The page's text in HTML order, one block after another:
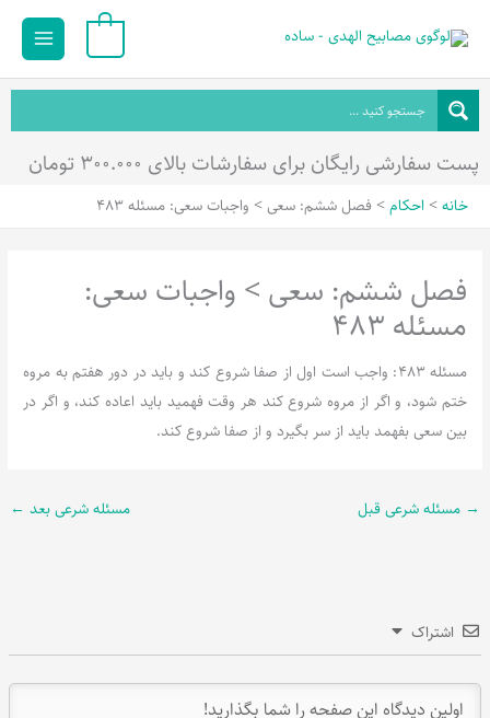
محتوا
Main
پست سفارشی رایگان برای سفارشات بالای ۳۰۰.۰۰۰ تومان
خانه احکام فصل ششم: سعی > واجبات سعی: مسئله 483
فصل ششم: سعی > واجبات سعی:
مسئله 483
مسئله 483: واجب است اول از صفا شروع کند و باید در دور هفتم به مروه
ختم شود، و اگر از مروه شروع کند هر وقت فهمید باید اعاده کند، و اگر در
بین سعی بفهمد باید از سر بگیرد و از صفا شروع کند.
→ مسئله شرعی قبل مسئله شرعی بعد ←
اشتراک